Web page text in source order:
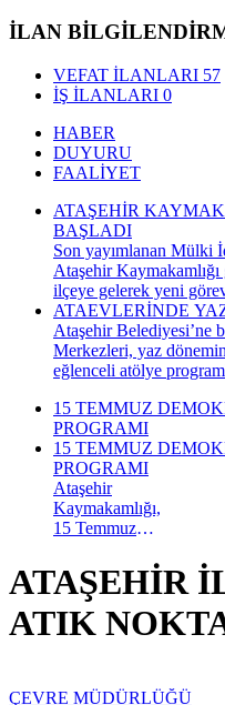
İLAN
VEFAT İLANLARI 57
İŞ İLANLARI 0
HABER
DUYURU
FAALİYET
ATAŞEHİR
BAŞLADI
Son yayımlanan Mülki
Ataşehir
ilçeye gelerek yeni
ATAEVLERİNDE
Ataşehir Belediyesi’ne
Merkezleri, yaz
eğlenceli atölye
kapsamında çocuklar
keyifli bir yaz dönemi
15 TEMMUZ
PROGRAMI
15 TEMMUZ
PROGRAMI
Ataşehir
Kaymakamlığı,
15 Temmuz
Millî Birlik
Günü
kapsamında
düzenlenecek
takvimini
ATAŞEHİR
ATIK
ÇEVRE MÜDÜRLÜĞÜ